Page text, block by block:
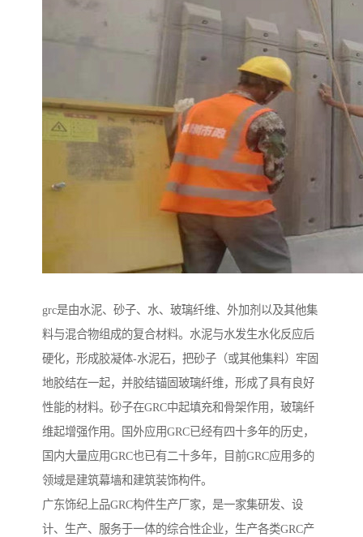
grc是由水泥、砂子、水、玻璃纤维、外加剂以及其他集
料与混合物组成的复合材料。水泥与水发生水化反应后
硬化，形成胶凝体-水泥石，把砂子（或其他集料）牢固
地胶结在一起，并胶结锚固玻璃纤维，形成了具有良好
性能的材料。砂子在GRC中起填充和骨架作用，玻璃纤
维起增强作用。国外应用GRC已经有四十多年的历史，
国内大量应用GRC也已有二十多年，目前GRC应用多的
领域是建筑幕墙和建筑装饰构件。
广东饰纪上品GRC构件生产厂家，是一家集研发、设
计、生产、服务于一体的综合性企业，生产各类GRC产